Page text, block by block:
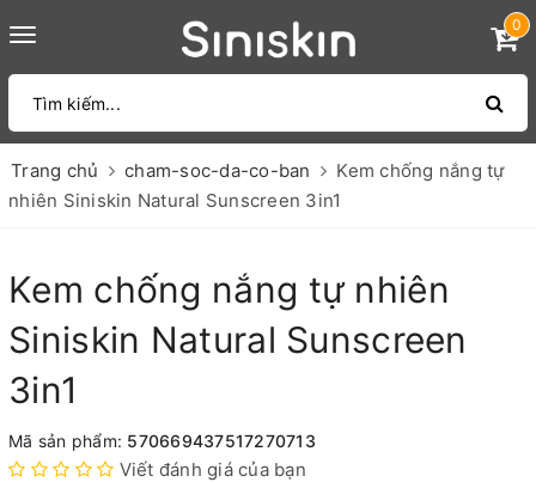
Toggle
0
Trang chủ cham-soc-da-co-ban
Kem chống nắng tự
nhiên Siniskin Natural Sunscreen 3in1
Kem chống nắng tự nhiên
Siniskin Natural Sunscreen
3in1
Mã sản phẩm: 570669437517270713
Viết đánh giá của bạn